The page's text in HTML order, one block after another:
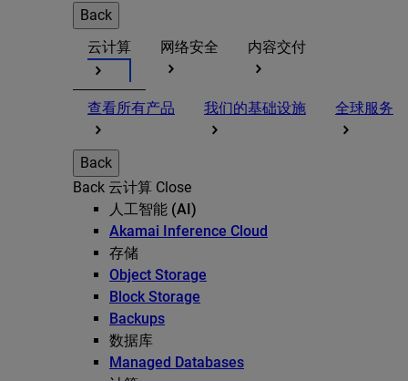
Back
云计算
网络安全 内容交付
查看所有产品 我们的基础设施 全球服务
Back
Back 云计算 Close
人工智能 (AI)
Akamai Inference Cloud
存储
Object Storage
Block Storage
Backups
数据库
Managed Databases